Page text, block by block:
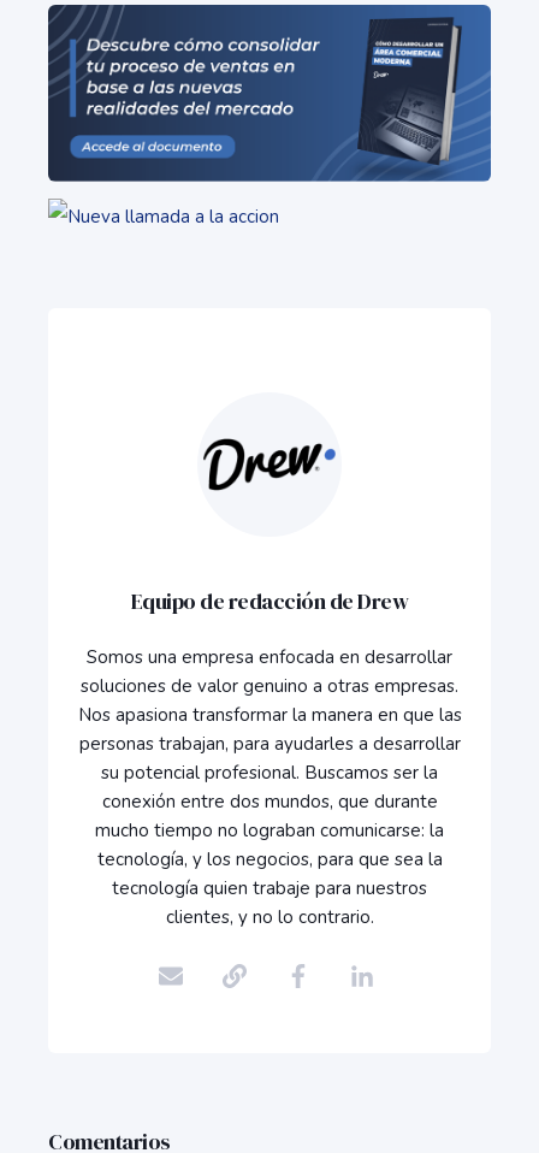
Equipo de redacción de Drew
Somos una empresa enfocada en desarrollar
soluciones de valor genuino a otras empresas.
Nos apasiona transformar la manera en que las
personas trabajan, para ayudarles a desarrollar
su potencial profesional. Buscamos ser la
conexión entre dos mundos, que durante
mucho tiempo no lograban comunicarse: la
tecnología, y los negocios, para que sea la
tecnología quien trabaje para nuestros
clientes, y no lo contrario.
Comentarios